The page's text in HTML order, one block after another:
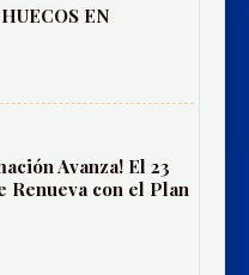
EN
Avanza! El 23
Renueva con el Plan